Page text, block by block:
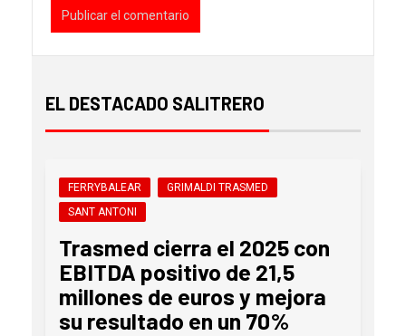
EL DESTACADO SALITRERO
FERRYBALEAR
GRIMALDI TRASMED
SANT ANTONI
Trasmed cierra el 2025 con
EBITDA positivo de 21,5
millones de euros y mejora
su resultado en un 70%